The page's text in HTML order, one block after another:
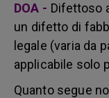
DOA - Difettoso
un difetto di
legale (varia da
applicabile solo
Quanto segue